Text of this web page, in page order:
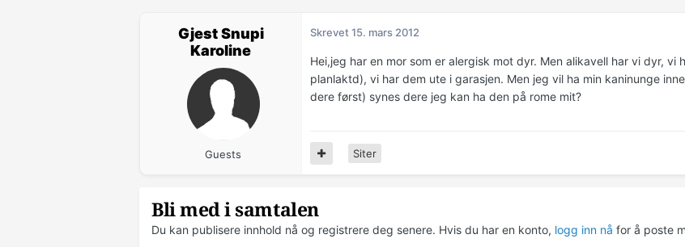
Gjest Snupi
Karoline
Guests
Skrevet15. mars 2012
Hei,jeg har en mor som er alergisk mot dyr. Men alikavell har vi dyr,
planlaktd), vi har dem ute i garasjen. Men jeg vil ha min kaninunge
dere først) synes dere jeg kan ha den på rome mit?
Siter
Bli med i samtalen
Du kan publisere innhold nå og registrere deg senere. Hvis du har en konto, logg inn nå for å poste